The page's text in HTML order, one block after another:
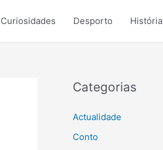
Curiosidades Desporto História
Categorias
Actualidade
Conto